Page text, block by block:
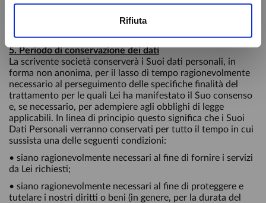
Rifiuta
5. Periodo di conservazione dei dati
La scrivente società conserverà i Suoi dati personali, in
forma non anonima, per il lasso di tempo ragionevolmente
necessario al perseguimento delle specifiche finalità del
trattamento per le quali Lei ha manifestato il Suo consenso
e, se necessario, per adempiere agli obblighi di legge
applicabili. In linea di principio questo significa che i Suoi
Dati Personali verranno conservati per tutto il tempo in cui
sussista una delle seguenti condizioni:
• siano ragionevolmente necessari al fine di fornire i servizi
da Lei richiesti;
• siano ragionevolmente necessari al fine di proteggere e
tutelare i nostri diritti o beni (in genere, per la durata del